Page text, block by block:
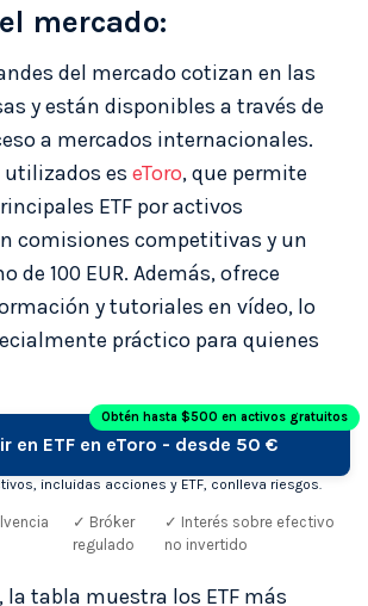
mercado:
del mercado cotizan en las
y están disponibles a través de
a mercados internacionales.
utilizados es eToro, que permite
ETF por activos
comisiones competitivas y un
de 100 EUR. Además, ofrece
y tutoriales en vídeo, lo
práctico para quienes
en ETF en eToro - desde 50 €
Obtén hasta $500 en activos gratuitos
incluidas acciones y ETF, conlleva riesgos.
✓ Bróker
regulado
✓ Interés sobre efectivo
no invertido
tabla muestra los ETF más